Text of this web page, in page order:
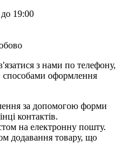
19:00
з нами по телефону,
способами оформлення
за допомогою форми
контактів.
на електронну пошту.
додавання товару, що